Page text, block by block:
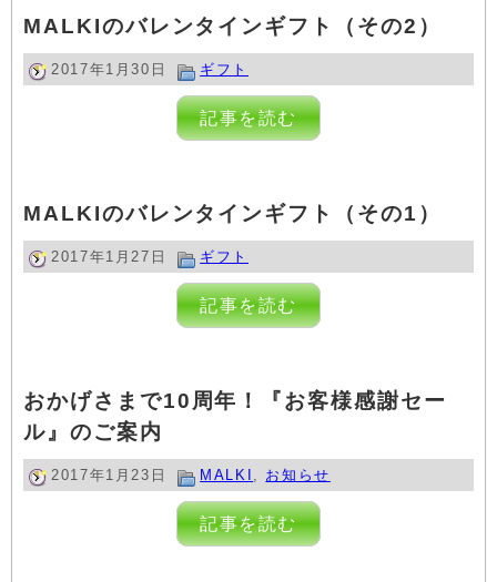
MALKIのバレンタインギフト（その2）
2017年1月30日 ギフト
記事を読む
MALKIのバレンタインギフト（その1）
2017年1月27日 ギフト
記事を読む
おかげさまで10周年！『お客様感謝セー
ル』のご案内
2017年1月23日 MALKI , お知らせ
記事を読む